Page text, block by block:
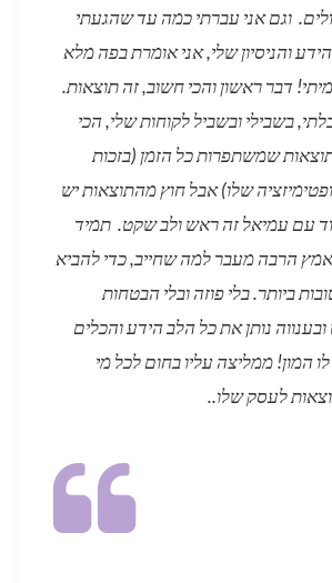
וגם אני עברתי כמה עד שהגעתי
והניסיון שלי, אני אומרת בפה מלא
דבר ראשון והכי חשוב, זה תוצאות.
בשבילי ובשביל לקוחות שלי, הכי
שמשתפרות כל הזמן (בזכות
שלו) אבל חוץ מהתוצאות יש
עם עמיאל זה ראש ולב שקט. תמיד
הרבה מעבר למה שחייב, כדי להביא
ביותר. בלי פוזה ובלי הבטחות
נותן את כל הלב הידע והכלים
המון! ממליצה עליו בחום לכל מי
לעסק שלו..